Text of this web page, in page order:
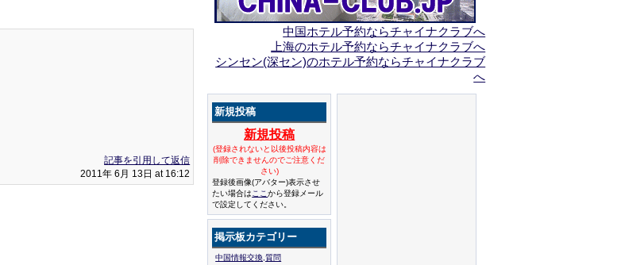
記事を引用して返信
2011年 6月 13日 at 16:12
中国ホテル予約ならチャイナクラブへ
上海のホテル予約ならチャイナクラブへ
シンセン(深セン)のホテル予約ならチャイナクラブ
へ
新規投稿
新規投稿
(登録されないと以後投稿内容は
削除できませんのでご注意くだ
さい)
登録後画像(アバター)表示させ
たい場合は ここから登録メール
で設定してください。
掲示板カテゴリー
中国情報交換,質問